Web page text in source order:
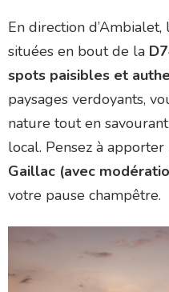
En direction
situées en bout de la
spots paisibles et
paysages verdoyants,
nature tout en
local. Pensez à
Gaillac (avec
votre pause champêtre.